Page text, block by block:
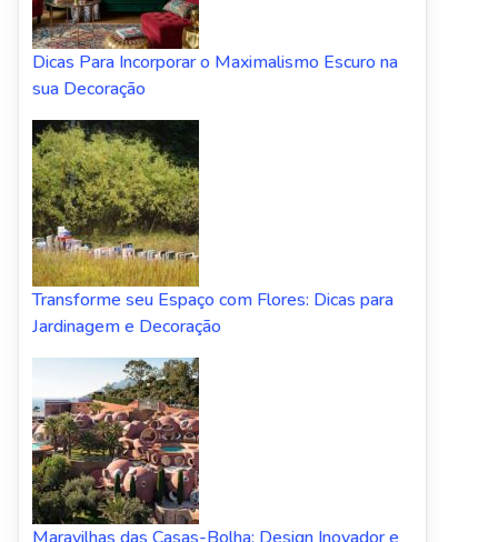
Dicas Para Incorporar o Maximalismo Escuro na
sua Decoração
Transforme seu Espaço com Flores: Dicas para
Jardinagem e Decoração